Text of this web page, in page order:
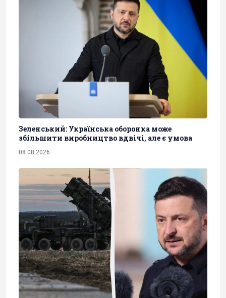
Зеленський: Українська оборонка може
збільшити виробництво вдвічі, але є умова
08.08.2026